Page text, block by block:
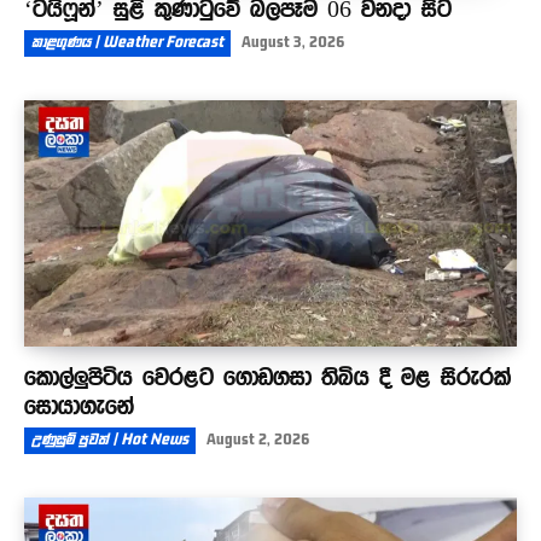
‘ටයිෆූන්’ සුළි කුණාටුවේ බලපෑම 06 වනදා සිට
කාළගුණය | Weather Forecast August 3, 2026
කොල්ලුපිටිය වෙරළට ගොඩගසා තිබිය දී මළ සිරුරක්
සොයාගැනේ
උණුසුම් පුවත් | Hot News August 2, 2026